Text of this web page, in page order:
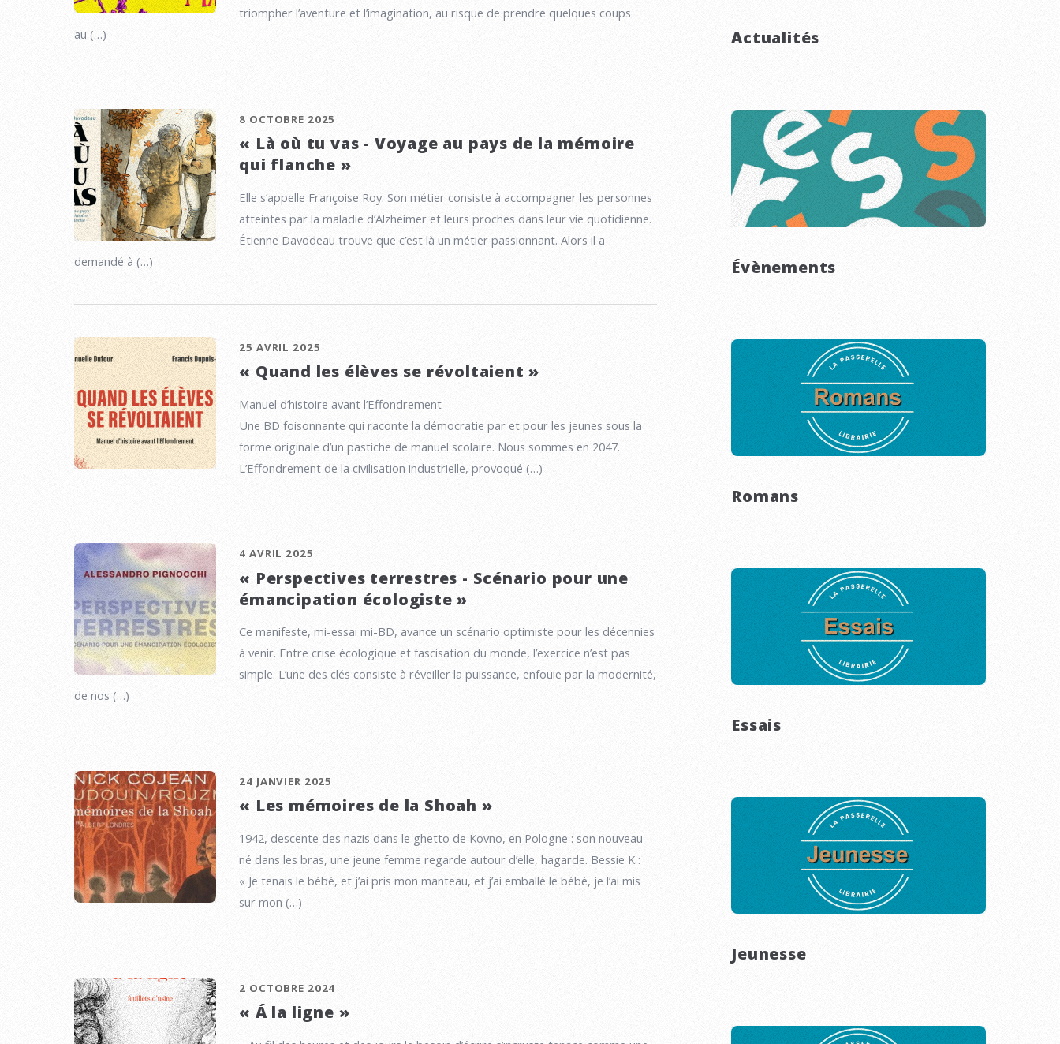
triompher l’aventure et l’imagination, au risque de prendre quelques coups
au (…)
8 OCTOBRE 2025
« Là où tu vas - Voyage au pays de la mémoire
qui flanche »
Elle s’appelle Françoise Roy. Son métier consiste à accompagner les personnes
atteintes par la maladie d’Alzheimer et leurs proches dans leur vie quotidienne.
Étienne Davodeau trouve que c’est là un métier passionnant. Alors il a
demandé à (…)
25 AVRIL 2025
« Quand les élèves se révoltaient »
Manuel d’histoire avant l’Effondrement
Une BD foisonnante qui raconte la démocratie par et pour les jeunes sous la
forme originale d’un pastiche de manuel scolaire. Nous sommes en 2047.
L’Effondrement de la civilisation industrielle, provoqué (…)
4 AVRIL 2025
« Perspectives terrestres - Scénario pour une
émancipation écologiste »
Ce manifeste, mi-essai mi-BD, avance un scénario optimiste pour les décennies
à venir. Entre crise écologique et fascisation du monde, l’exercice n’est pas
simple. L’une des clés consiste à réveiller la puissance, enfouie par la modernité,
de nos (…)
24 JANVIER 2025
« Les mémoires de la Shoah »
1942, descente des nazis dans le ghetto de Kovno, en Pologne : son nouveau-
né dans les bras, une jeune femme regarde autour d’elle, hagarde. Bessie K :
« Je tenais le bébé, et j’ai pris mon manteau, et j’ai emballé le bébé, je l’ai mis
sur mon (…)
2 OCTOBRE 2024
« Á la ligne »
Actualités
Évènements
Romans
Essais
Jeunesse